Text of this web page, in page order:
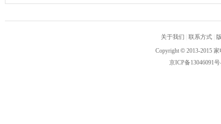
关于我们 联系方式
Copyright © 2013-2015
京ICP备13046091号